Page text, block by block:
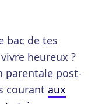
bac de tes
heureux ?
parentale post-
courant aux